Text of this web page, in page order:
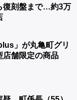
刻盤まで…約3万
」が丸亀町グリ
舗限定の商品